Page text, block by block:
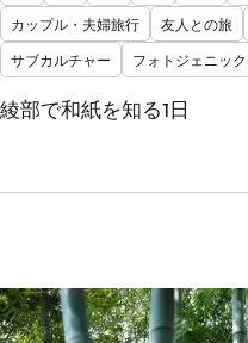
カップル・夫婦旅行
友人との旅
サブカルチャー
フォトジェニック
綾部で和紙を知る1日